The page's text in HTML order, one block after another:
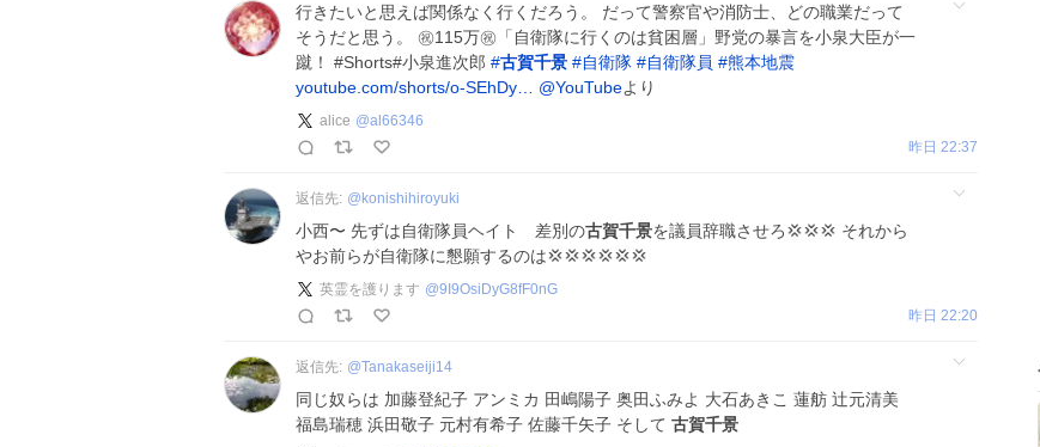
行きたいと思えば関係なく行くだろう。 だって警察官や消防士、どの職業だって
そうだと思う。 ㊗️115万㊗️「自衛隊に行くのは貧困層」野党の暴言を小泉大臣が一
蹴！ #Shorts#小泉進次郎 #古賀千景 #自衛隊 #自衛隊員 #熊本地震
youtube.com/shorts/o-SEhDy…
@YouTubeより
alice @al66346
昨日 22:37
返信先: @ konishihiroyuki
小西〜 先ずは自衛隊員ヘイト 差別の古賀千景を議員辞職させろ💢💢💢 それから
やお前らが自衛隊に懇願するのは💢💢💢💢💢💢
英霊を護ります @9I9OsiDyG8fF0nG
昨日 22:20
返信先: @Tanakaseiji14
同じ奴らは 加藤登紀子 アンミカ 田嶋陽子 奥田ふみよ 大石あきこ 蓮舫 辻元清美
福島瑞穂 浜田敬子 元村有希子 佐藤千矢子 そして 古賀千景